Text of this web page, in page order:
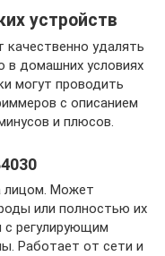
устройств
удалять
в домашних условиях
могут проводить
с описанием
и плюсов.
лицом. Может
или полностью их
с регулирующим
Работает от сети и